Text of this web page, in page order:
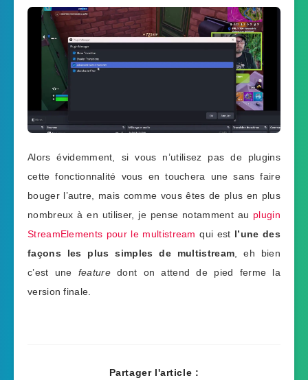
Alors évidemment, si vous n’utilisez pas de plugins
cette fonctionnalité vous en touchera une sans faire
bouger l’autre, mais comme vous êtes de plus en plus
nombreux à en utiliser, je pense notamment au plugin
StreamElements pour le multistream qui est l’une des
façons les plus simples de multistream, eh bien
c’est une featuredont on attend de pied ferme la
version finale.
Partager l'article :